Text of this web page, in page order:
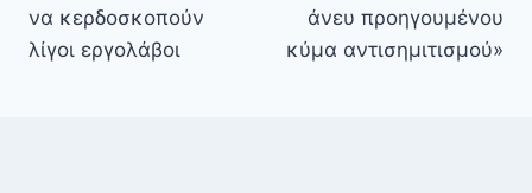
να κερδοσκοπούν
λίγοι εργολάβοι
άνευ προηγουμένου
κύμα αντισημιτισμού»